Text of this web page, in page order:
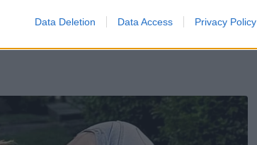
Data Deletion Data Access Privacy Policy